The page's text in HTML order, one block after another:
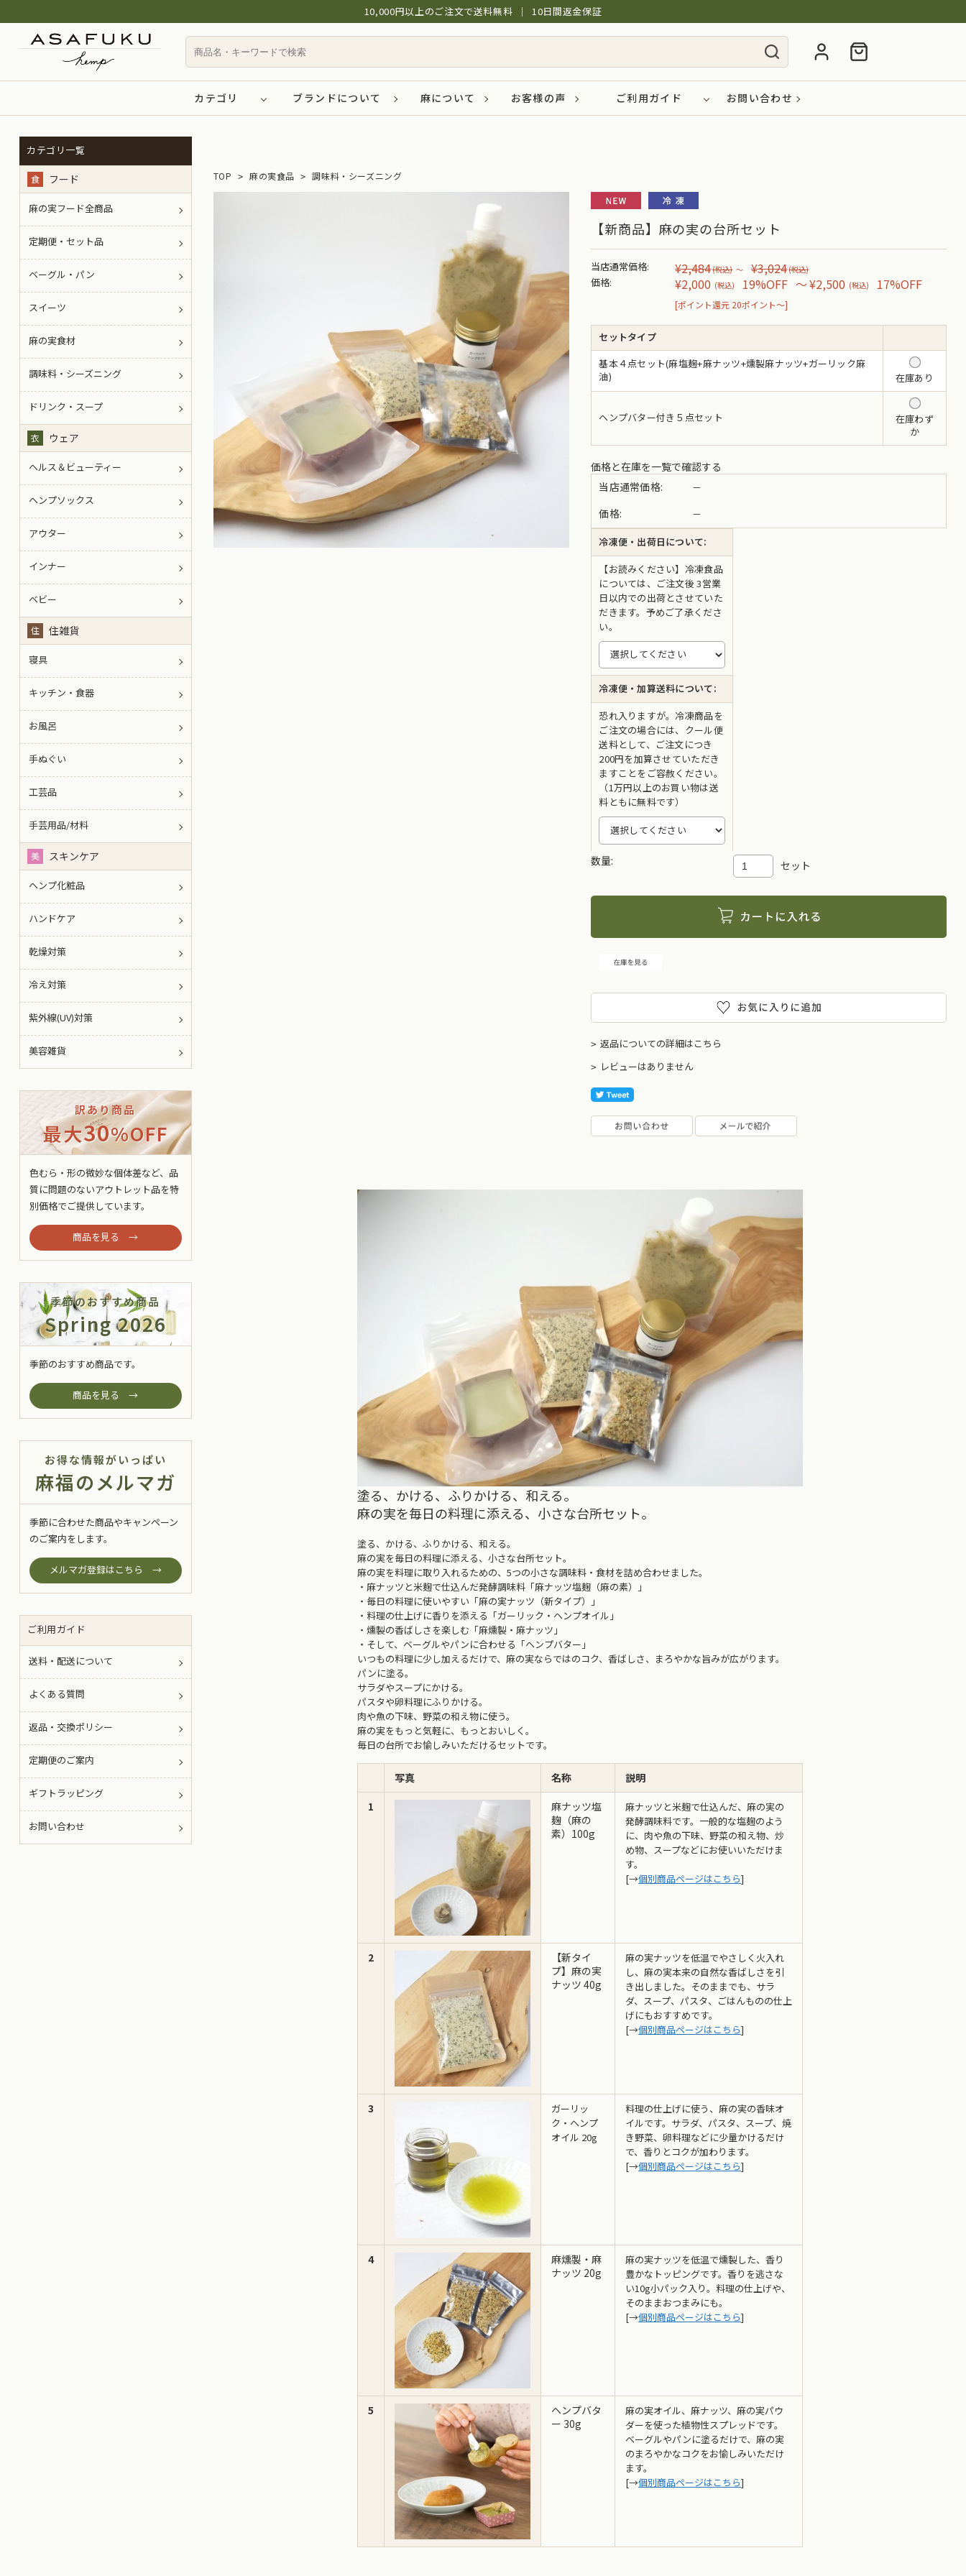
10,000円以上のご注文で送料無料 │ 10日間返金保証
カテゴリ ブランドについて 麻について お客様の声 ご利用ガイド お問い合わせ
TOP 麻の実食品 調味料・シーズニング
【新商品】麻の実の台所セット
当店通常価格: ¥2,484(税込) ～ ¥3,024(税込)
価格: ¥2,000 (税込) 19%OFF ～¥2,500 (税込) 17%OFF
[ポイント還元 20ポイント～]
セットタイプ
基本４点セット(麻塩麹+麻ナッツ+燻製麻ナッツ+ガーリック麻
油)
在庫あり
ヘンプバター付き５点セット
在庫わず
か
価格と在庫を一覧で確認する
当店通常価格:
－
価格: －
冷凍便・出荷日について:
【お読みください】冷凍食品
については、ご注文後 3営業
日以内での出荷とさせていた
だきます。予めご了承くださ
い。
冷凍便・加算送料について:
恐れ入りますが。冷凍商品を
ご注文の場合には、クール便
送料として、ご注文につき
200円を加算させていただき
ますことをご容赦ください。
（1万円以上のお買い物は送
料ともに無料です）
数量: セット
返品についての詳細はこちら
レビューはありません
塗る、かける、ふりかける、和える。
麻の実を毎日の料理に添える、小さな台所セット。
塗る、かける、ふりかける、和える。
麻の実を毎日の料理に添える、小さな台所セット。
麻の実を料理に取り入れるための、5つの小さな調味料・食材を詰め合わせました。
・麻ナッツと米麹で仕込んだ発酵調味料「麻ナッツ塩麹（麻の素）」
・毎日の料理に使いやすい「麻の実ナッツ（新タイプ）」
・料理の仕上げに香りを添える「ガーリック・ヘンプオイル」
・燻製の香ばしさを楽しむ「麻燻製・麻ナッツ」
・そして、ベーグルやパンに合わせる「ヘンプバター」
いつもの料理に少し加えるだけで、麻の実ならではのコク、香ばしさ、まろやかな旨みが広がります。
パンに塗る。
サラダやスープにかける。
パスタや卵料理にふりかける。
肉や魚の下味、野菜の和え物に使う。
麻の実をもっと気軽に、もっとおいしく。
毎日の台所でお愉しみいただけるセットです。
写真 名称
説明
1
麻ナッツ塩
麹（麻の
素）100g
麻ナッツと米麹で仕込んだ、麻の実の
発酵調味料です。一般的な塩麹のよう
に、肉や魚の下味、野菜の和え物、炒
め物、スープなどにお使いいただけま
す。
[→個別商品ページはこちら]
2
【新タイ
プ】麻の実
ナッツ 40g
麻の実ナッツを低温でやさしく火入れ
し、麻の実本来の自然な香ばしさを引
き出しました。そのままでも、サラ
ダ、スープ、パスタ、ごはんものの仕上
げにもおすすめです。
[→個別商品ページはこちら]
3
ガーリッ
ク・ヘンプ
オイル 20g
料理の仕上げに使う、麻の実の香味オ
イルです。サラダ、パスタ、スープ、焼
き野菜、卵料理などに少量かけるだけ
で、香りとコクが加わります。
[→個別商品ページはこちら]
4
麻燻製・麻
ナッツ 20g
麻の実ナッツを低温で燻製した、香り
豊かなトッピングです。香りを逃さな
い10g小パック入り。料理の仕上げや、
そのままおつまみにも。
[→個別商品ページはこちら]
5
ヘンプバタ
ー 30g
麻の実オイル、麻ナッツ、麻の実パウ
ダーを使った植物性スプレッドです。
ベーグルやパンに塗るだけで、麻の実
のまろやかなコクをお愉しみいただけ
ます。
[→個別商品ページはこちら]
カテゴリ一覧
食 フード
麻の実フード全商品
定期便・セット品
ベーグル・パン
スイーツ
麻の実食材
調味料・シーズニング
ドリンク・スープ
衣 ウェア
ヘルス＆ビューティー
ヘンプソックス
アウター
インナー
ベビー
住 住雑貨
寝具
キッチン・食器
お風呂
手ぬぐい
工芸品
手芸用品/材料
美 スキンケア
ヘンプ化粧品
ハンドケア
乾燥対策
冷え対策
紫外線(UV)対策
美容雑貨
訳あり商品
最大30%OFF
色むら・形の微妙な個体差など、品
質に問題のないアウトレット品を特
別価格でご提供しています。
商品を見る →
季節のおすすめ商品
Spring 2026
季節のおすすめ商品です。
商品を見る →
お得な情報がいっぱい
麻福のメルマガ
季節に合わせた商品やキャンペーン
のご案内をします。
メルマガ登録はこちら →
ご利用ガイド
送料・配送について
よくある質問
返品・交換ポリシー
定期便のご案内
ギフトラッピング
お問い合わせ